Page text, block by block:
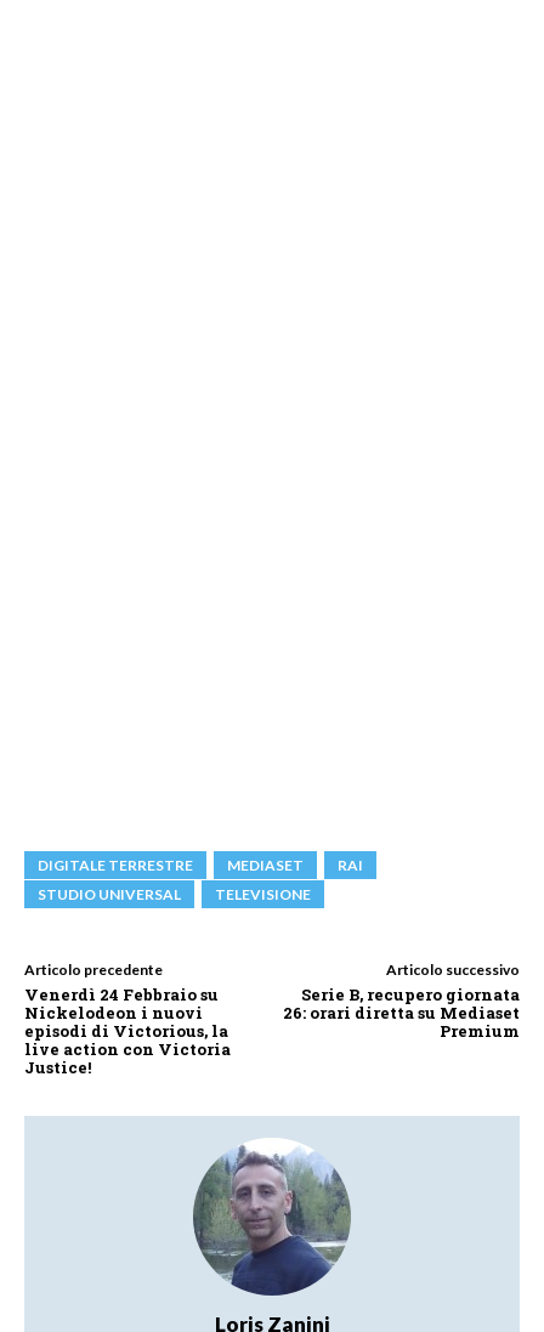
DIGITALE TERRESTRE MEDIASET
RAI
STUDIO UNIVERSAL
TELEVISIONE
Articolo precedente
Venerdì 24 Febbraio su
Nickelodeon i nuovi
episodi di Victorious, la
live action con Victoria
Justice!
Articolo successivo
Serie B, recupero giornata
26: orari diretta su Mediaset
Premium
Loris Zanini